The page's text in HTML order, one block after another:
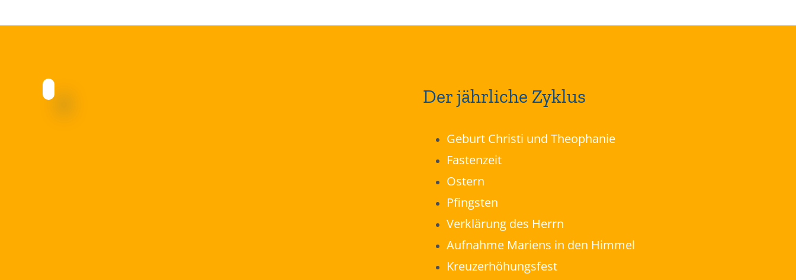
Der jährliche Zyklus
Geburt Christi und Theophanie
Fastenzeit
Ostern
Pfingsten
Verklärung des Herrn
Aufnahme Mariens in den Himmel
Kreuzerhöhungsfest